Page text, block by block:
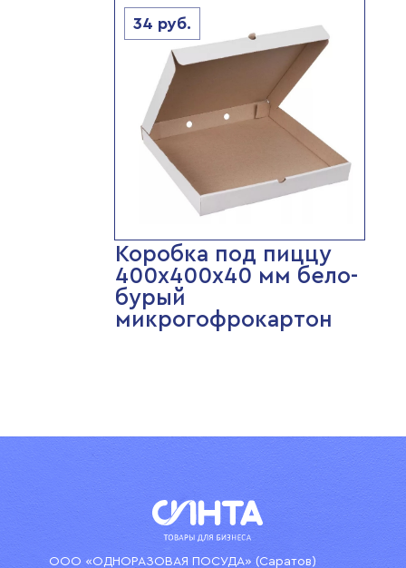
34 руб.
Коробка под пиццу
400х400х40 мм бело-
бурый
микрогофрокартон
ООО «ОДНОРАЗОВАЯ ПОСУДА» (Саратов)